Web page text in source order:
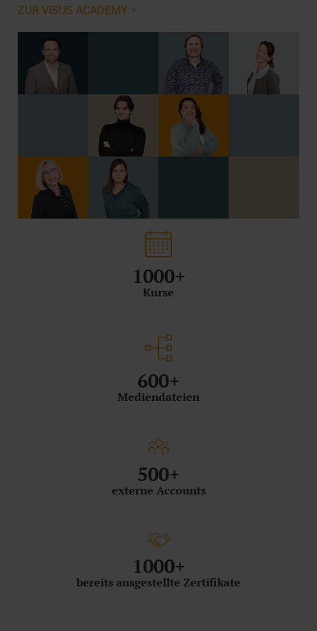
ZUR VISUS ACADEMY >
1000+
Kurse
600+
Mediendateien
500+
externe Accounts
1000+
bereits ausgestellte Zertifikate